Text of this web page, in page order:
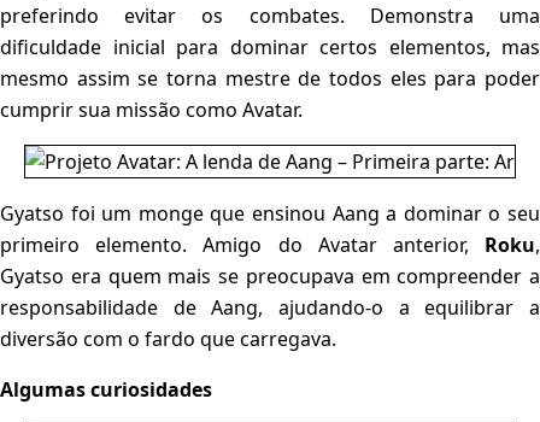
preferindo evitar os combates. Demonstra uma
dificuldade inicial para dominar certos elementos, mas
mesmo assim se torna mestre de todos eles para poder
cumprir sua missão como Avatar.
Gyatso foi um monge que ensinou Aang a dominar o seu
primeiro elemento. Amigo do Avatar anterior, Roku,
Gyatso era quem mais se preocupava em compreender a
responsabilidade de Aang, ajudando-o a equilibrar a
diversão com o fardo que carregava.
Algumas curiosidades